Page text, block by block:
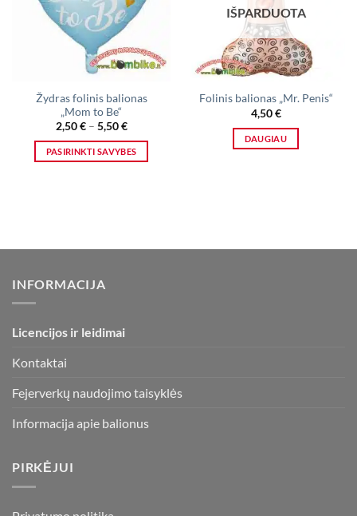
Žydras folinis balionas
„Mom to Be“
2,50€ – 5,50€Price
2,50 €
through
PASIRINKTI SAVYBES
The
may
on
page
IŠPARDUOTA
Folinis balionas „Mr. Penis“
4,50€
DAUGIAU
INFORMACIJA
Licencijos ir leidimai
Kontaktai
Fejerverkų naudojimo taisyklės
Informacija apie balionus
PIRKĖJUI